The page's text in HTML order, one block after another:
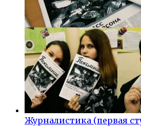
Журналистика (первая